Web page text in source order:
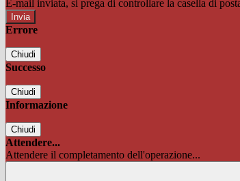
E-mail inviata, si prega di controllare la casella di
Errore
Chiudi
Successo
Chiudi
Informazione
Chiudi
Attendere...
Attendere il completamento dell'operazione...